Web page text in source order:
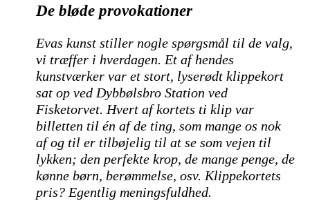
De bløde provokationer
Evas kunst stiller nogle spørgsmål til de valg,
vi træffer i hverdagen. Et af hendes
kunstværker var et stort, lyserødt klippekort
sat op ved Dybbølsbro Station ved
Fisketorvet. Hvert af kortets ti klip var
billetten til én af de ting, som mange os nok
af og til er tilbøjelig til at se som vejen til
lykken; den perfekte krop, de mange penge, de
kønne børn, berømmelse, osv. Klippekortets
pris? Egentlig meningsfuldhed.